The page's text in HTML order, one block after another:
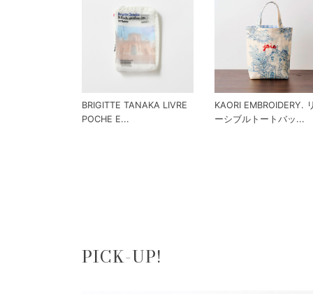
BRIGITTE TANAKA LIVRE
POCHE E...
KAORI EMBROIDERY.
ーシブルトートバッ...
PICK-UP!